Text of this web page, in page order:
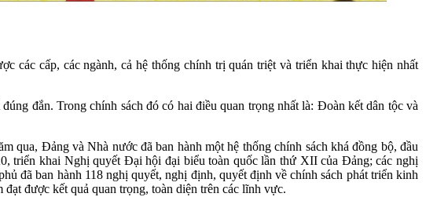
các cấp, các ngành, cả hệ thống chính trị quán triệt và triển khai thực hiện nhất
đắn. Trong chính sách đó có hai điều quan trọng nhất là: Đoàn kết dân tộc và
qua, Đảng và Nhà nước đã ban hành một hệ thống chính sách khá đồng bộ, đầu
triển khai Nghị quyết Đại hội đại biểu toàn quốc lần thứ XII của Đảng; các nghị
đã ban hành 118 nghị quyết, nghị định, quyết định về chính sách phát triển kinh
được kết quả quan trọng, toàn diện trên các lĩnh vực.